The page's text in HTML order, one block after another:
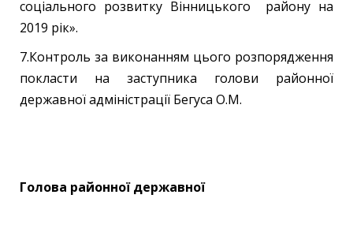
соціального розвитку Вінницького району на
2019 рік».
7.Контроль за виконанням цього розпорядження
покласти на заступника голови районної
державної адміністрації Бегуса О.М.
Голова районної державної